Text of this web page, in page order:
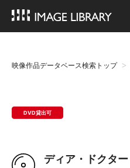
映像作品データベース検索トップ
DVD貸出可
ディア・ドクター